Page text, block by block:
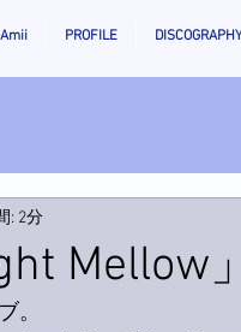
PROFILE DISCOGRAPHY
Mellow
: 2分
。